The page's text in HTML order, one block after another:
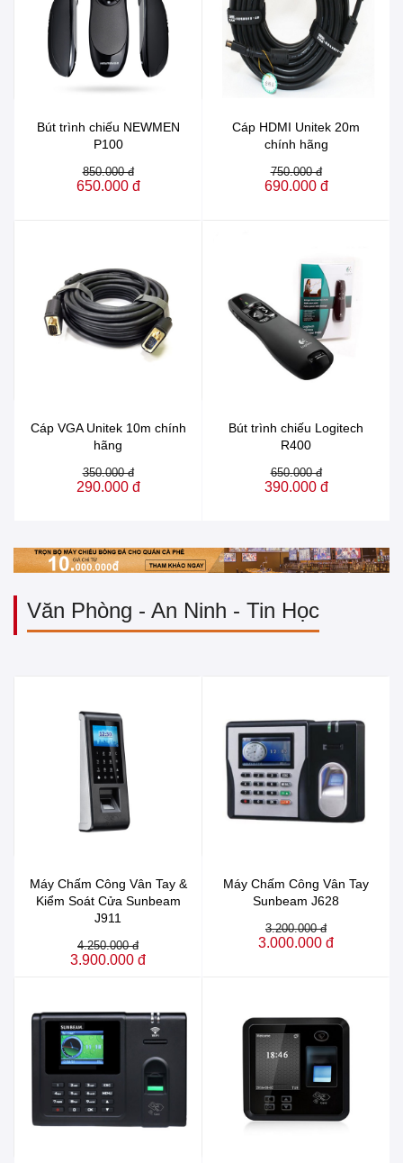
Bút trình chiếu NEWMEN
P100
850.000 đ
650.000 đ
Cáp HDMI Unitek 20m
chính hãng
750.000 đ
690.000 đ
Cáp VGA Unitek 10m chính
hãng
350.000 đ
290.000 đ
Bút trình chiếu Logitech
R400
650.000 đ
390.000 đ
Văn Phòng - An Ninh - Tin Học
Máy Chấm Công Vân Tay &
Kiểm Soát Cửa Sunbeam
J911
4.250.000 đ
3.900.000 đ
Máy Chấm Công Vân Tay
Sunbeam J628
3.200.000 đ
3.000.000 đ